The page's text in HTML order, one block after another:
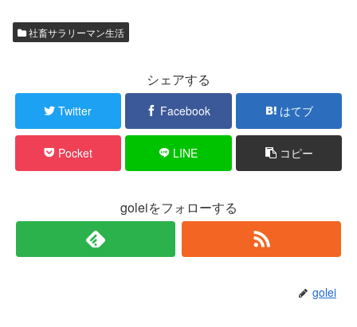
社畜サラリーマン生活
シェアする
Twitter Facebook はてブ
Pocket LINE コピー
goleiをフォローする
golei